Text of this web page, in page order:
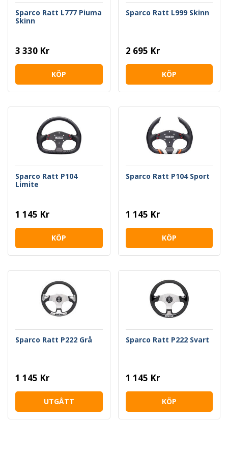
Sparco Ratt L777 Piuma
Skinn
3 330 Kr
KÖP
Sparco Ratt L999 Skinn
2 695 Kr
KÖP
Sparco Ratt P104
Limite
1 145 Kr
KÖP
Sparco Ratt P104 Sport
1 145 Kr
KÖP
Sparco Ratt P222 Grå
1 145 Kr
UTGÅTT
Sparco Ratt P222 Svart
1 145 Kr
KÖP